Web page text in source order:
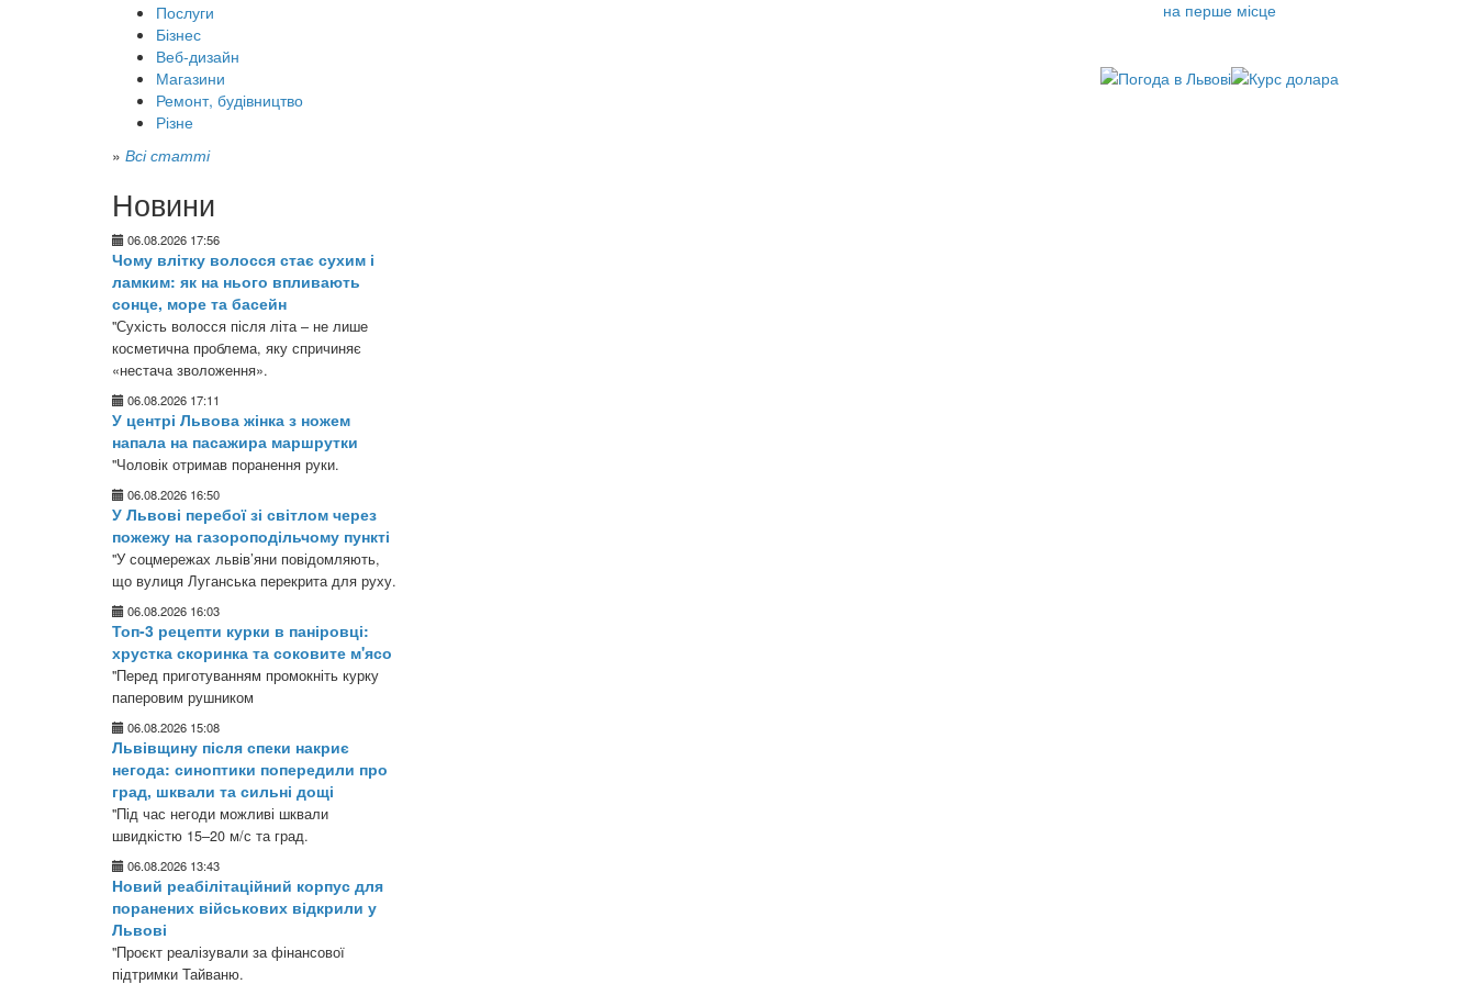
Послуги
Бізнес
Веб-дизайн
Магазини
Ремонт, будівництво
Різне
» Всі статті
Новини
06.08.2026 17:56
Чому влітку волосся стає сухим і
ламким: як на нього впливають
сонце, море та басейн
"Сухість волосся після літа – не лише
косметична проблема, яку спричиняє
«нестача зволоження».
06.08.2026 17:11
У центрі Львова жінка з ножем
напала на пасажира маршрутки
"Чоловік отримав поранення руки.
06.08.2026 16:50
У Львові перебої зі світлом через
пожежу на газороподільчому пункті
"У соцмережах львів’яни повідомляють,
що вулиця Луганська перекрита для руху.
06.08.2026 16:03
Топ-3 рецепти курки в паніровці:
хрустка скоринка та соковите м'ясо
"Перед приготуванням промокніть курку
паперовим рушником
06.08.2026 15:08
Львівщину після спеки накриє
негода: синоптики попередили про
град, шквали та сильні дощі
"Під час негоди можливі шквали
швидкістю 15–20 м/с та град.
06.08.2026 13:43
Новий реабілітаційний корпус для
поранених військових відкрили у
Львові
"Проєкт реалізували за фінансової
підтримки Тайваню.
на перше місце